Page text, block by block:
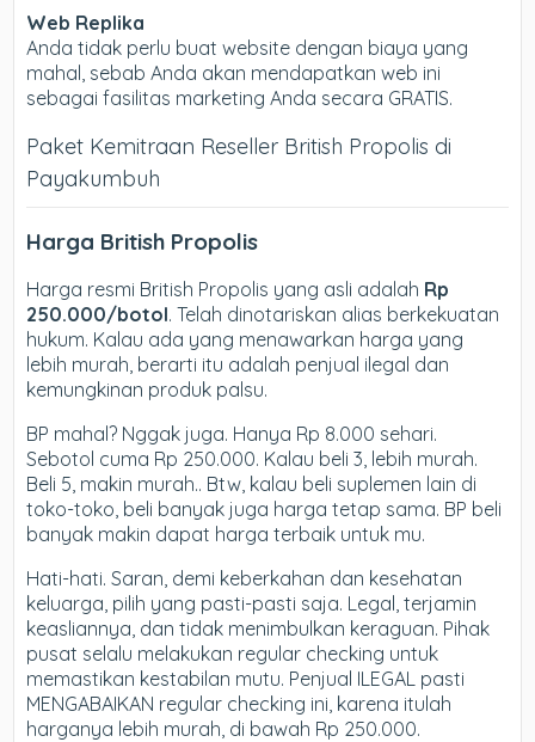
Web Replika
Anda tidak perlu buat website dengan biaya yang
mahal, sebab Anda akan mendapatkan web ini
sebagai fasilitas marketing Anda secara GRATIS.
Paket Kemitraan Reseller British Propolis di
Payakumbuh
Harga British Propolis
Harga resmi British Propolis yang asli adalah Rp
250.000/botol. Telah dinotariskan alias berkekuatan
hukum. Kalau ada yang menawarkan harga yang
lebih murah, berarti itu adalah penjual ilegal dan
kemungkinan produk palsu.
BP mahal? Nggak juga. Hanya Rp 8.000 sehari.
Sebotol cuma Rp 250.000. Kalau beli 3, lebih murah.
Beli 5, makin murah.. Btw, kalau beli suplemen lain di
toko-toko, beli banyak juga harga tetap sama. BP beli
banyak makin dapat harga terbaik untuk mu.
Hati-hati. Saran, demi keberkahan dan kesehatan
keluarga, pilih yang pasti-pasti saja. Legal, terjamin
keasliannya, dan tidak menimbulkan keraguan. Pihak
pusat selalu melakukan regular checking untuk
memastikan kestabilan mutu. Penjual ILEGAL pasti
MENGABAIKAN regular checking ini, karena itulah
harganya lebih murah, di bawah Rp 250.000.